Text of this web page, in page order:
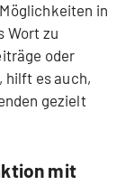
in
Wort zu
oder
hilft es auch,
gezielt
mit